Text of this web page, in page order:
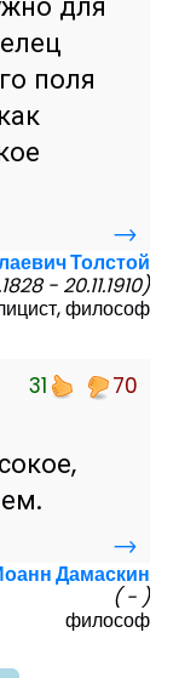
поля
→
Толстой
- 20.11.1910)
философ
31 70
→
Дамаскин
( - )
философ